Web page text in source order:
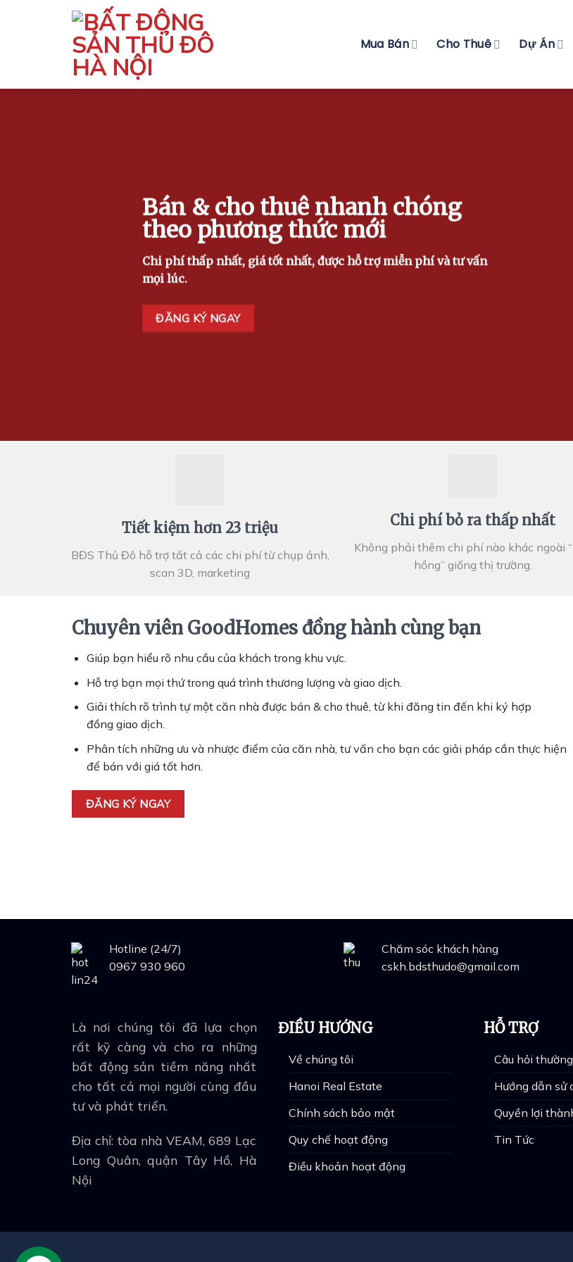
Mua Bán Cho Thuê Dự Án
Bán & cho thuê nhanh chóng
theo phương thức mới
Chi phí thấp nhất, giá tốt nhất, được hỗ trợ miễn phí và tư vấn
mọi lúc.
ĐĂNG KÝ NGAY
Tiết kiệm hơn 23 triệu
BĐS Thủ Đô hỗ trợ tất cả các chi phí từ chụp ảnh,
scan 3D, marketing
Chi phí bỏ ra thấp nhất
Không phải thêm chi phí nào khác ngoài
hồng” giống thị trường.
Chuyên viên GoodHomes đồng hành cùng bạn
Giúp bạn hiểu rõ nhu cầu của khách trong khu vực.
Hỗ trợ bạn mọi thứ trong quá trình thương lượng và giao dịch.
Giải thích rõ trình tự một căn nhà được bán & cho thuê, từ khi đăng tin đến khi ký hợp
đồng giao dịch.
Phân tích những ưu và nhược điểm của căn nhà, tư vấn cho bạn các giải pháp cần thực hiện
để bán với giá tốt hơn.
ĐĂNG KÝ NGAY
Hotline (24/7)
0967 930 960
Chăm sóc khách hàng
cskh.bdsthudo@gmail.com
Là nơi chúng tôi đã lựa chọn
rất kỹ càng và cho ra những
bất động sản tiềm năng nhất
cho tất cả mọi người cùng đầu
tư và phát triển.
Địa chỉ: tòa nhà VEAM, 689 Lạc
Long Quân, quận Tây Hồ, Hà
Nội
ĐIỀU HƯỚNG
Về chúng tôi
Hanoi Real Estate
Chính sách bảo mật
Quy chế hoạt động
Điều khoản hoạt động
HỖ TRỢ
Câu hỏi
Hướng dẫn sử
Quyền lợi
Tin Tức